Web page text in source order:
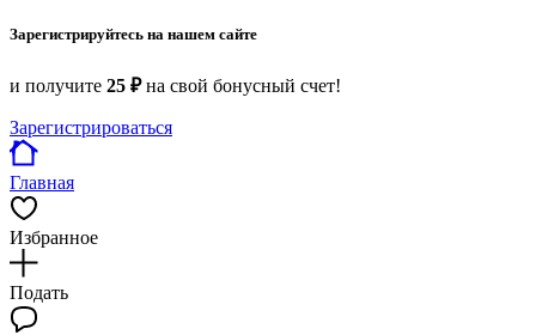
Зарегистрируйтесь на нашем сайте
и получите 25 ₽на свой бонусный счет!
Зарегистрироваться
Главная
Избранное
Подать